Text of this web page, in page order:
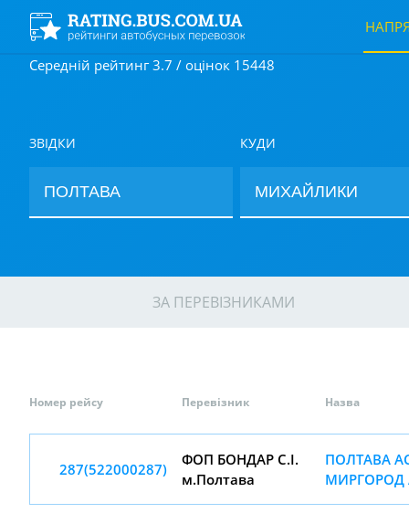
Середній рейтинг 3.7 / оцінок 15448
ЗВІДКИ КУДИ
ЗА ПЕРЕВІЗНИКАМИ
Номер рейсу Перевізник Назва
287(522000287)
ФОП БОНДАР С.I.
м.Полтава
ПОЛТАВА
МИРГОРОД